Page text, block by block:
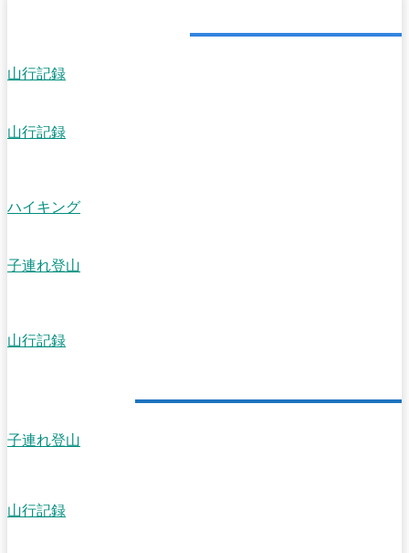
山行記録
山行記録
ハイキング
子連れ登山
山行記録
子連れ登山
山行記録